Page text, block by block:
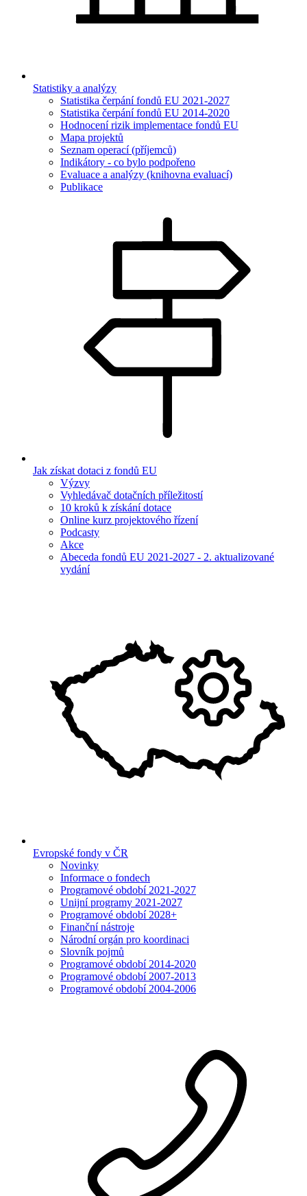
Statistiky a analýzy
Statistika čerpání fondů EU 2021-2027
Statistika čerpání fondů EU 2014-2020
Hodnocení rizik implementace fondů EU
Mapa projektů
Seznam operací (příjemců)
Indikátory - co bylo podpořeno
Evaluace a analýzy (knihovna evaluací)
Publikace
Jak získat dotaci z fondů EU
Výzvy
Vyhledávač dotačních příležitostí
10 kroků k získání dotace
Online kurz projektového řízení
Podcasty
Akce
Abeceda fondů EU 2021-2027 - 2. aktualizované
vydání
Evropské fondy v ČR
Novinky
Informace o fondech
Programové období 2021-2027
Unijní programy 2021-2027
Programové období 2028+
Finanční nástroje
Národní orgán pro koordinaci
Slovník pojmů
Programové období 2014-2020
Programové období 2007-2013
Programové období 2004-2006